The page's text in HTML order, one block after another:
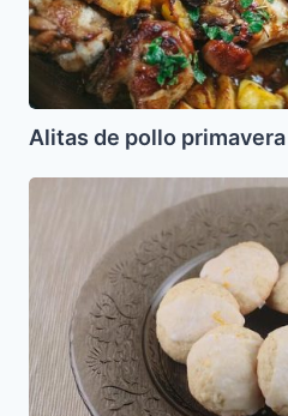
Alitas de pollo primavera
Bizcochitos